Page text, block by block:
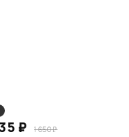
₽ 1 650 ₽